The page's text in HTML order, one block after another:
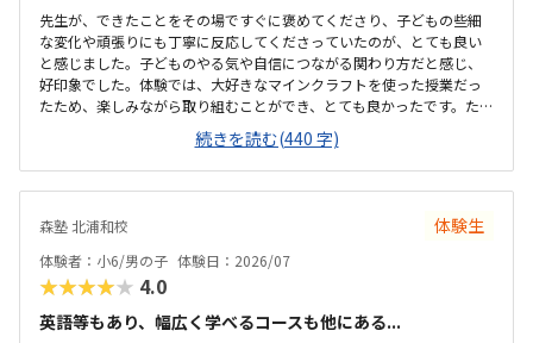
先生が、できたことをその場ですぐに褒めてくださり、子どもの些細
な変化や頑張りにも丁寧に反応してくださっていたのが、とても良い
と感じました。子どものやる気や自信につながる関わり方だと感じ、
好印象でした。体験では、大好きなマインクラフトを使った授業だっ
たため、楽しみながら取り組むことができ、とても良かったです。た
だ、今後もずっとマインクラフトを使った内容ではないと伺ったの
で、その後も興味を持って取り組めるかどうかは少し気になる点でし
た。教室は自宅から15分ほどの距離にあり、通いやすいと感じまし
た。また、駐車場もあるため、送り迎えもしやすく、安心して通わせ
ているわけではありませんが、壁などで視線が分散しにくい工夫がさ
れており、集中しやすい雰囲気だと感じました。月4回（1回50分）で
約12,000円という料金は、我が家にとってはや...
続きを読む(440 字)
森塾 北浦和校 体験生
体験者：小6/男の子 体験日：2026/07
★★★★★ 4.0
英語等もあり、幅広く学べるコースも他にある...